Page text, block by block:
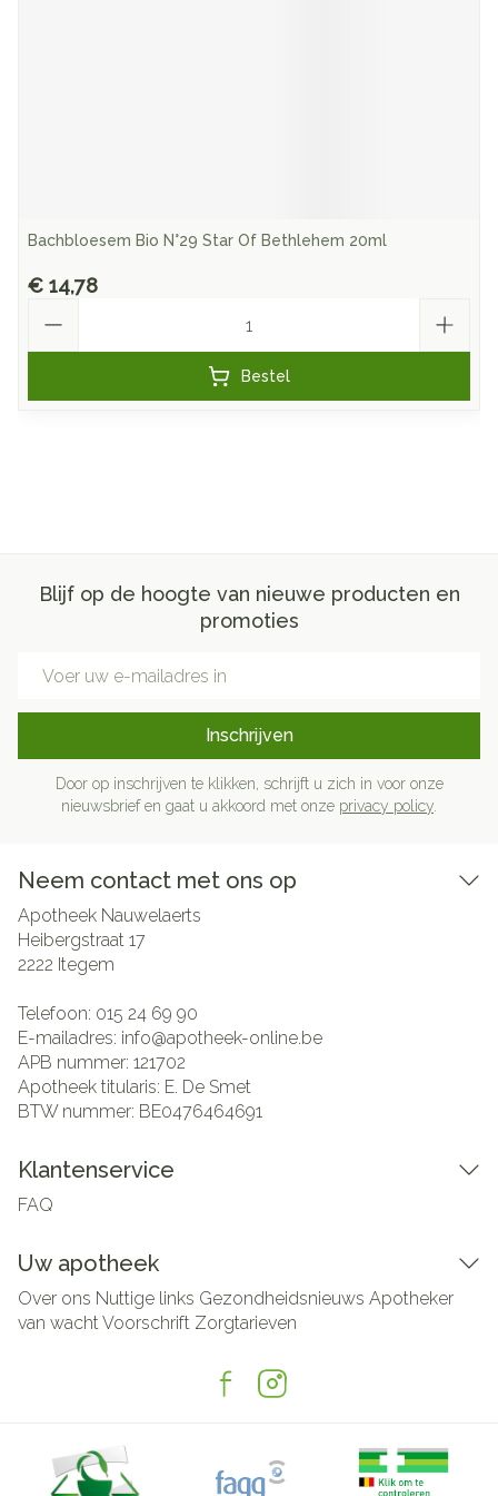
Bachbloesem Bio N°29 Star Of Bethlehem 20ml
€ 14,78
Bestel
Blijf op de hoogte van nieuwe producten en
promoties
Inschrijven
Door op inschrijven te klikken, schrijft u zich in voor onze
nieuwsbrief en gaat u akkoord met onze privacy policy
Neem contact met ons op
Apotheek Nauwelaerts
Heibergstraat 17
2222 Itegem
Telefoon: 015 24 69 90
E-mailadres: info@apotheek-online.be
APB nummer: 121702
Apotheek titularis: E. De Smet
BTW nummer: BE0476464691
Klantenservice
FAQ
Uw apotheek
Over ons Nuttige links Gezondheidsnieuws Apotheker
van wachtVoorschrift Zorgtarieven